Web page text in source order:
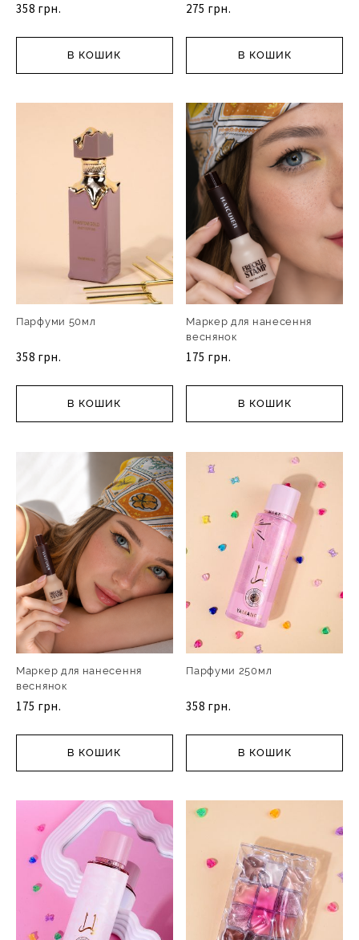
358 грн.
В КОШИК
275 грн.
В КОШИК
Парфуми 50мл
358 грн.
В КОШИК
Маркер для нанесення
веснянок
175 грн.
В КОШИК
Маркер для нанесення
веснянок
175 грн.
В КОШИК
Парфуми 250мл
358 грн.
В КОШИК